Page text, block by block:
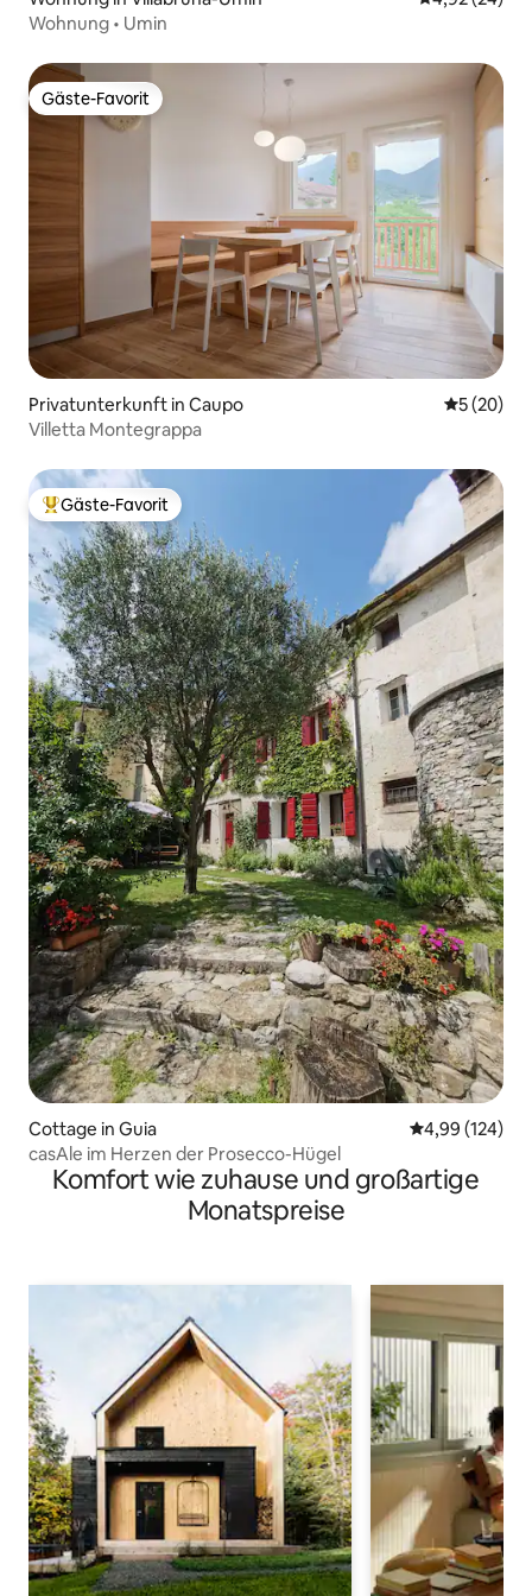
Wohnung • Umin
Gäste-Favorit
Gäste-Favorit
Privatunterkunft in Caupo
5 (20)
Villetta Montegrappa
Beliebter Gäste-Favorit.
Gäste-Favorit
Cottage in Guia
4,99 (124)
casAle im Herzen der Prosecco-Hügel
Komfort wie zuhause und großartige
Monatspreise